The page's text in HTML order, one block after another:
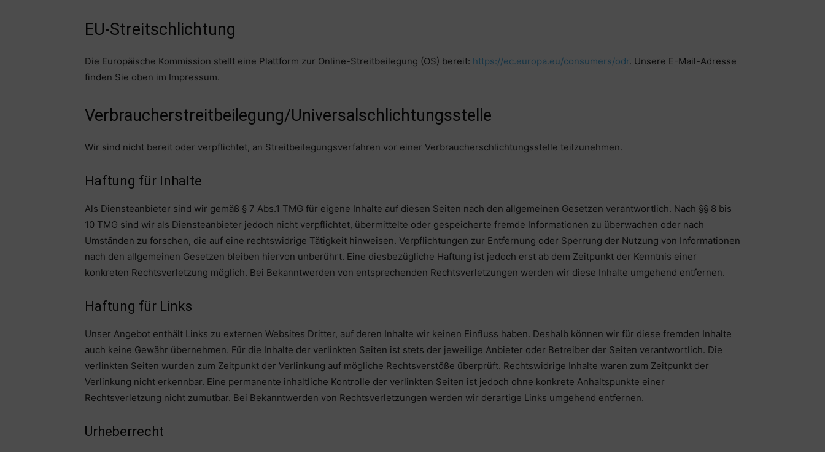
EU-Streitschlichtung
Die Europäische Kommission stellt eine Plattform zur Online-Streitbeilegung (OS) bereit: https://ec.europa.eu/consumers/odr. Unsere E-Mail-Adresse
finden Sie oben im Impressum.
Verbraucher­streit­beilegung/Universal­schlichtungs­stelle
Wir sind nicht bereit oder verpflichtet, an Streitbeilegungsverfahren vor einer Verbraucherschlichtungsstelle teilzunehmen.
Haftung für Inhalte
Als Diensteanbieter sind wir gemäß § 7 Abs.1 TMG für eigene Inhalte auf diesen Seiten nach den allgemeinen Gesetzen verantwortlich. Nach §§ 8 bis
10 TMG sind wir als Diensteanbieter jedoch nicht verpflichtet, übermittelte oder gespeicherte fremde Informationen zu überwachen oder nach
Umständen zu forschen, die auf eine rechtswidrige Tätigkeit hinweisen. Verpflichtungen zur Entfernung oder Sperrung der Nutzung von Informationen
nach den allgemeinen Gesetzen bleiben hiervon unberührt. Eine diesbezügliche Haftung ist jedoch erst ab dem Zeitpunkt der Kenntnis einer
konkreten Rechtsverletzung möglich. Bei Bekanntwerden von entsprechenden Rechtsverletzungen werden wir diese Inhalte umgehend entfernen.
Haftung für Links
Unser Angebot enthält Links zu externen Websites Dritter, auf deren Inhalte wir keinen Einfluss haben. Deshalb können wir für diese fremden Inhalte
auch keine Gewähr übernehmen. Für die Inhalte der verlinkten Seiten ist stets der jeweilige Anbieter oder Betreiber der Seiten verantwortlich. Die
verlinkten Seiten wurden zum Zeitpunkt der Verlinkung auf mögliche Rechtsverstöße überprüft. Rechtswidrige Inhalte waren zum Zeitpunkt der
Verlinkung nicht erkennbar. Eine permanente inhaltliche Kontrolle der verlinkten Seiten ist jedoch ohne konkrete Anhaltspunkte einer
Rechtsverletzung nicht zumutbar. Bei Bekanntwerden von Rechtsverletzungen werden wir derartige Links umgehend entfernen.
Urheberrecht